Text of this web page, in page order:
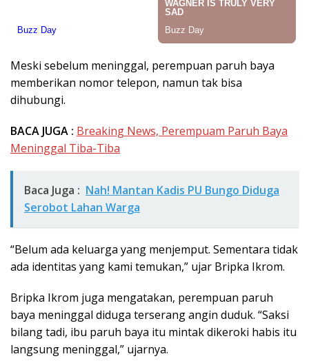
Meski sebelum meninggal, perempuan paruh baya
memberikan nomor telepon, namun tak bisa
dihubungi.
BACA JUGA : Breaking News, Perempuam Paruh Baya
Meninggal Tiba-Tiba
Baca Juga : Nah! Mantan Kadis PU Bungo Diduga
Serobot Lahan Warga
“Belum ada keluarga yang menjemput. Sementara tidak
ada identitas yang kami temukan,” ujar Bripka Ikrom.
Bripka Ikrom juga mengatakan, perempuan paruh
baya meninggal diduga terserang angin duduk. “Saksi
bilang tadi, ibu paruh baya itu mintak dikeroki habis itu
langsung meninggal,” ujarnya.